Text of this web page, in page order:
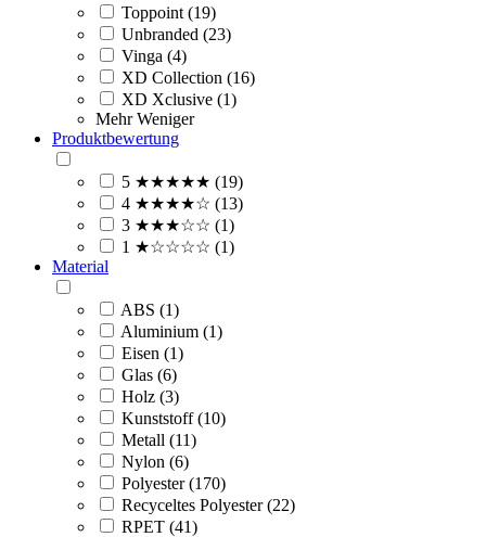
Toppoint (19)
Unbranded (23)
Vinga (4)
XD Collection (16)
XD Xclusive (1)
Mehr Weniger
Produktbewertung
5 ★★★★★ (19)
4 ★★★★☆ (13)
3 ★★★☆☆ (1)
1 ★☆☆☆☆ (1)
Material
ABS (1)
Aluminium (1)
Eisen (1)
Glas (6)
Holz (3)
Kunststoff (10)
Metall (11)
Nylon (6)
Polyester (170)
Recyceltes Polyester (22)
RPET (41)